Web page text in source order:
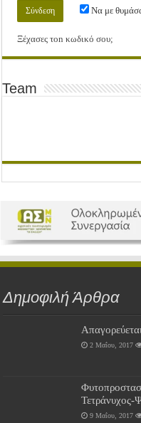
Να με
Ξέχασες τοn κωδικό σου;
Team
Δημοφιλή Άρθρα
2 Μαΐου, 2017
Τετράνυχος-
9 Μαΐου, 2017